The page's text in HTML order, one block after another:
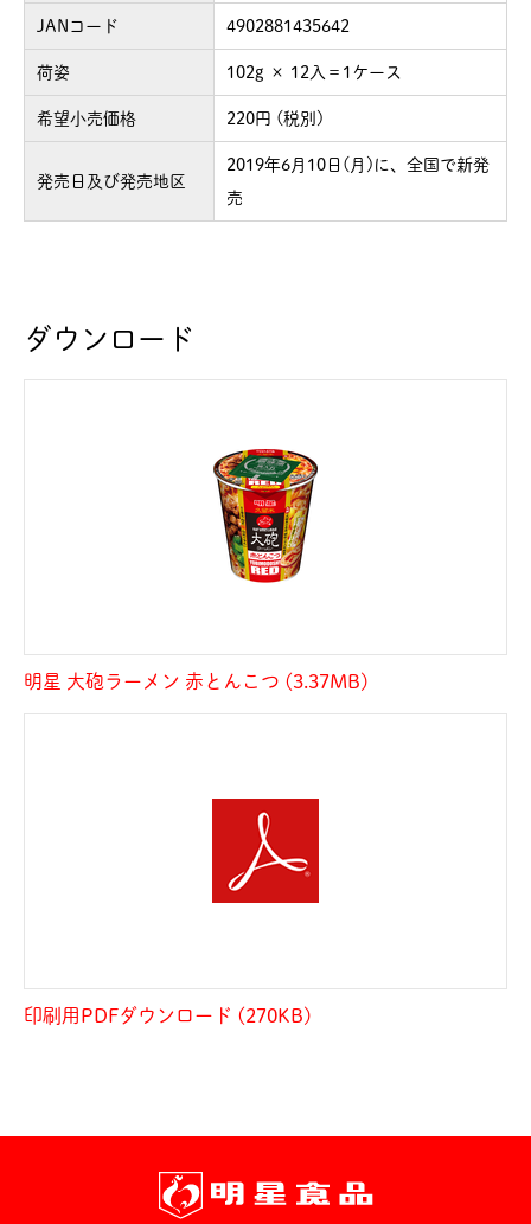
JANコード 4902881435642
荷姿 102g × 12入＝1ケース
希望小売価格 220円 (税別)
発売日及び発売地区
2019年6月10日(月)に、全国で新発
売
ダウンロード
明星 大砲ラーメン 赤とんこつ (3.37MB)
印刷用PDFダウンロード (270KB)